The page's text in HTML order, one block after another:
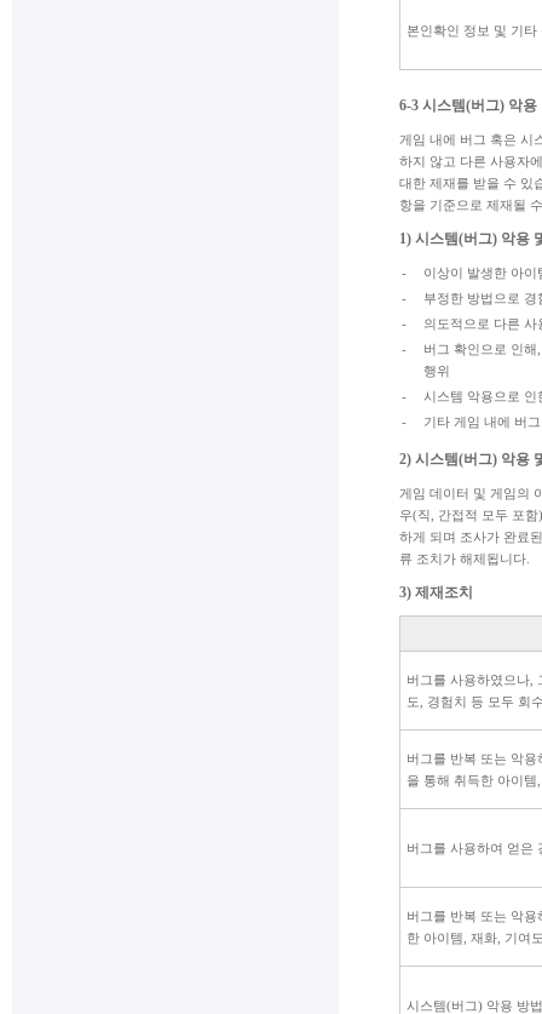
본인확인 정보 및 기
6-3 시스템(버그) 악
게임 내에 버그 혹은 시
하지 않고 다른 사용자
대한 제재를 받을 수 있
항을 기준으로 제재될
1) 시스템(버그) 악용
-
이상이 발생한 아
-
부정한 방법으로
-
의도적으로 다른
-
버그 확인으로 인
행위
-
시스템 악용으로
-
기타 게임 내에 버
2) 시스템(버그) 악용
게임 데이터 및 게임의
우(직, 간접적 모두 포
하게 되며 조사가 완료
류 조치가 해제됩니다.
3) 제재조치
버그를 사용하였으나,
도, 경험치 등 모두 회
버그를 반복 또는 악
을 통해 취득한 아이
버그를 사용하여 얻은
버그를 반복 또는 악
한 아이템, 재화, 기여
시스템(버그) 악용 방